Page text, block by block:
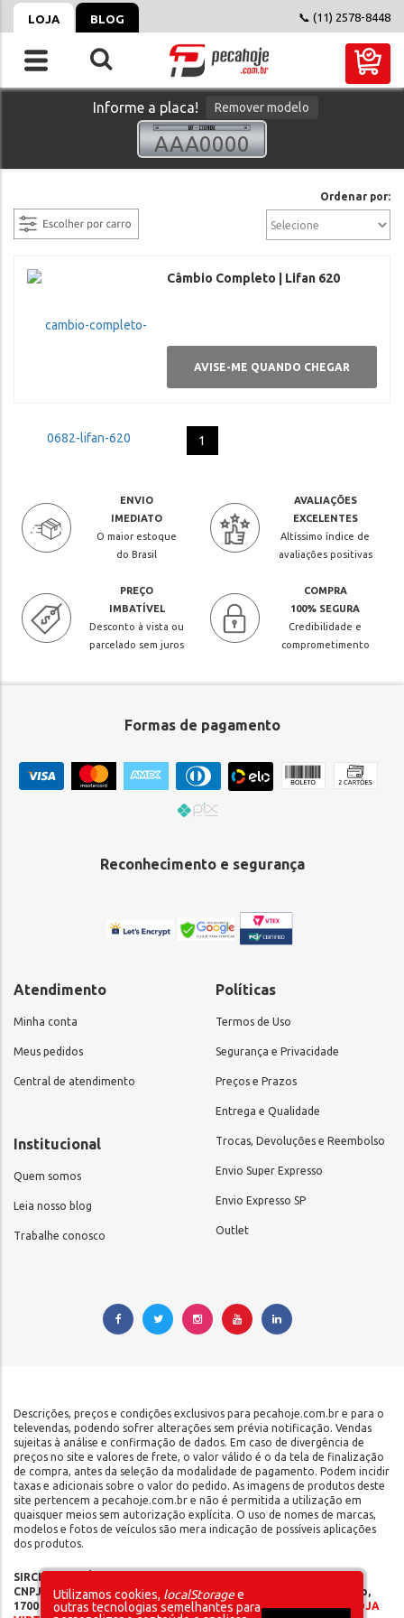
LOJA BLOG 📞 (11) 2578-8448
Informe a placa! Remover modelo
Ordenar por:
Câmbio Completo | Lifan 620
AVISE-ME QUANDO CHEGAR
1
ENVIO
IMEDIATO
O maior estoque
do Brasil
AVALIAÇÕES
EXCELENTES
Altíssimo índice de
avaliações positivas
PREÇO
IMBATÍVEL
Desconto à vista ou
parcelado sem juros
COMPRA
100% SEGURA
Credibilidade e
comprometimento
Formas de pagamento
Reconhecimento e segurança
Atendimento
Minha conta
Meus pedidos
Central de atendimento
Institucional
Quem somos
Leia nosso blog
Trabalhe conosco
Políticas
Termos de Uso
Segurança e Privacidade
Preços e Prazos
Entrega e Qualidade
Trocas, Devoluções e Reembolso
Envio Super Expresso
Envio Expresso SP
Outlet
Descrições, preços e condições exclusivos para pecahoje.com.br e para o
televendas, podendo sofrer alterações sem prévia notificação. Vendas
sujeitas à análise e confirmação de dados. Em caso de divergência de
preços no site e valores de frete, o valor válido é o da tela de finalização
de compra, antes da seleção da modalidade de pagamento. Podem incidir
taxas e adicionais sobre o valor do pedido. As imagens de produtos deste
site pertencem a pecahoje.com.br e não é permitida a utilização em
quaisquer meios sem autorização explícita. O uso de nomes de marcas,
modelos e fotos de veículos são mera indicação de possíveis aplicações
dos produtos.
SIRCILLI COMÉRCIO DE COMPONENTES AUTOMOTIVOS LTDA |
CNPJ: 17.653.102/0001-09 | IE: 142.141.908.115 | Rua do Manifesto,
1700 - Ipiranga - São Paulo/SP - CEP 04209-002 |SOMOS UMA LOJA
Utilizamos cookies, localStoragee
outras tecnologias semelhantes para